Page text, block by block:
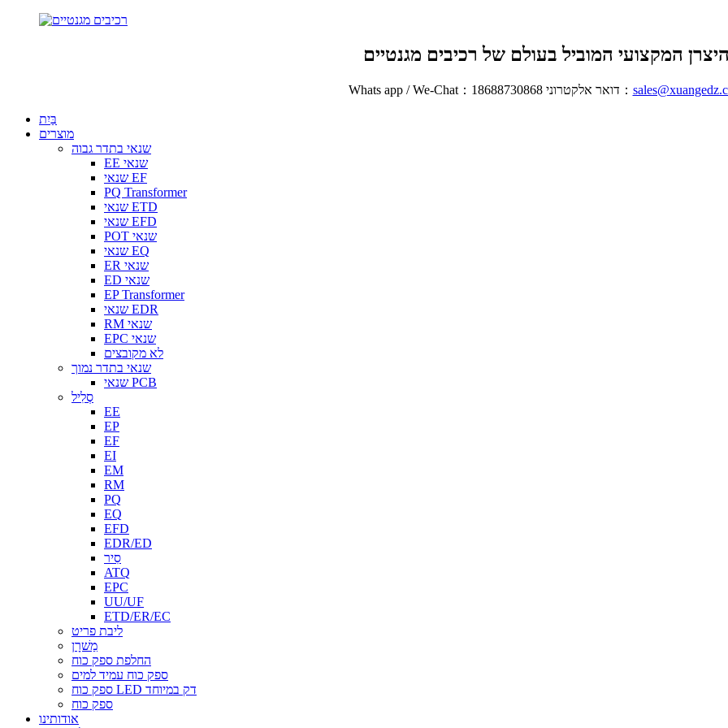
היצרן המקצועי המוביל בעולם של רכיבים מגנטיים
Whats app / We-Chat：18688730868 דואר אלקטרוני：
בַּיִת
מוצרים
שנאי בתדר גבוה
EE שנאי
שנאי EF
PQ Transformer
שנאי ETD
שנאי EFD
POT שנאי
שנאי EQ
ER שנאי
ED שנאי
EP Transformer
שנאי EDR
RM שנאי
EPC שנאי
לא מקובצים
שנאי בתדר נמוך
שנאי PCB
סְלִיל
EE
EP
EF
EI
EM
RM
PQ
EQ
EFD
EDR/ED
סִיר
ATQ
EPC
UU/UF
ETD/ER/EC
ליבת פריט
מַשׁרָן
החלפת ספק כוח
ספק כוח עמיד למים
ספק כוח LED דק במיוחד
ספק כוח
אודותינו